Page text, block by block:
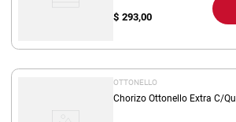
$ 293,00
OTTONELLO
Chorizo Ottonello Extra C/